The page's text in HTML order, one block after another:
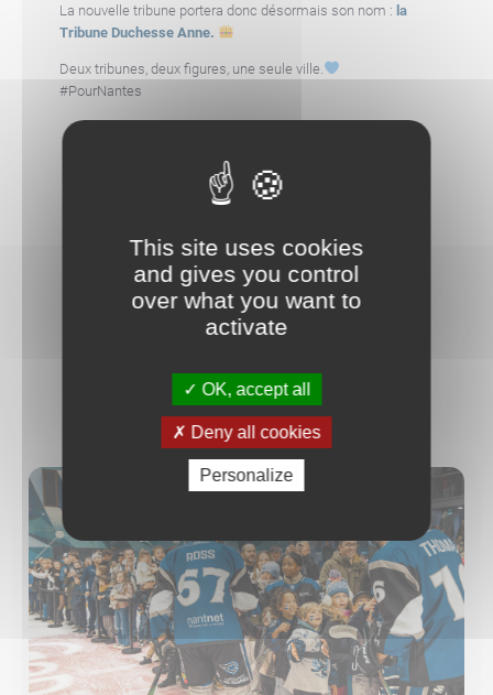
La nouvelle tribune portera donc désormais son nom : la
Tribune Duchesse Anne.
Deux tribunes, deux figures, une seule ville.
#PourNantes
AUTRES ACTUALITÉS
This site uses cookies
and gives you control
over what you want to
activate
OK, accept all
Deny all cookies
Personalize